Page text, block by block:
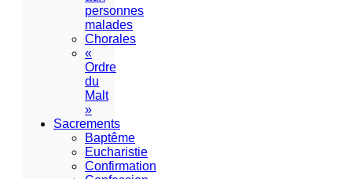
personnes
malades
Chorales
«
Ordre
du
Malt
»
Sacrements
Baptême
Eucharistie
Confirmation